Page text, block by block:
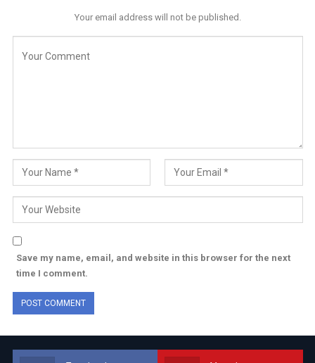
Your email address will not be published.
Save my name, email, and website in this browser for the next
time I comment.